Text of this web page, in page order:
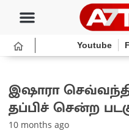
Youtube
இஷாரா
தப்பிச் சென்ற
10 months ago